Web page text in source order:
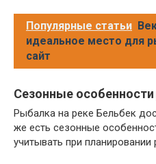
Популярные статьи
идеальное место для
сайт
Сезонные
Рыбалка на реке Бельбек
же есть сезонные
учитывать при планировании